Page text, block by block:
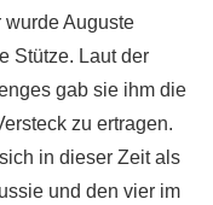
wurde Auguste
Stütze. Laut der
gab sie ihm die
zu ertragen.
in dieser Zeit als
und den vier im